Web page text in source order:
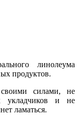
линолеума
продуктов.
силами, не
укладчиков и не
ламаться.